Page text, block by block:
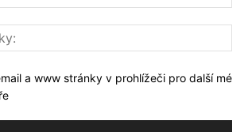
a www stránky v prohlížeči pro další mé